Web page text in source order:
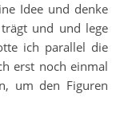
Idee und denke
und und lege
ich parallel die
erst noch einmal
um den Figuren